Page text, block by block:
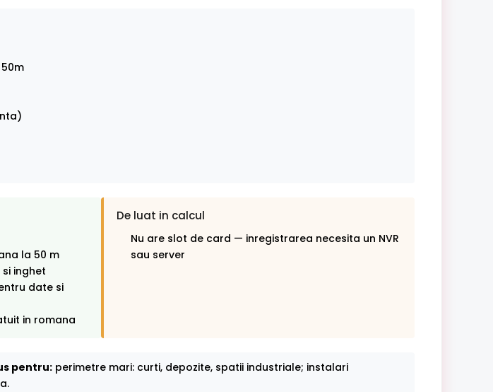
50m
la 50 m
inghet
date si
in romana
De luat in calcul
Nu are slot de card — inregistrarea necesita un NVR
sau server
pentru: perimetre mari: curti, depozite, spatii industriale; instalari